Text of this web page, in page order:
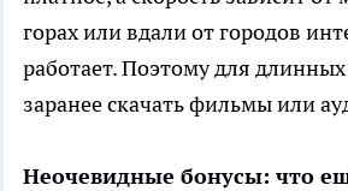
горах или вдали от городов
работает. Поэтому для
заранее скачать фильмы или
Неочевидные бонусы: что